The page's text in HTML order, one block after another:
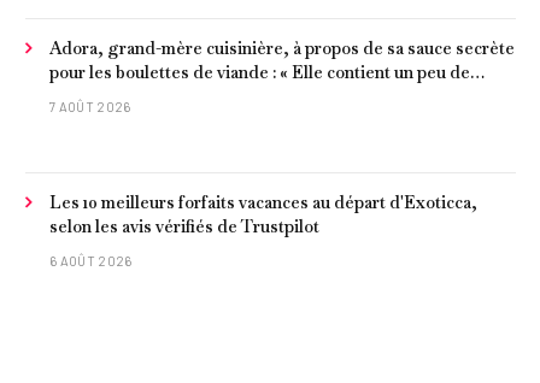
Adora, grand-mère cuisinière, à propos de sa sauce secrète
pour les boulettes de viande : « Elle contient un peu de
curcuma, du poivre, une poignée d'amandes et des tomates
7 AOÛT 2026
Les 10 meilleurs forfaits vacances au départ d'Exoticca,
selon les avis vérifiés de Trustpilot
6 AOÛT 2026